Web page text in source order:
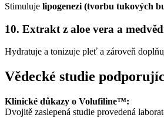
Stimuluje lipogenezi (tvorbu tukových
10. Extrakt z aloe vera a
Hydratuje a tonizuje pleť a zároveň
Vědecké studie
Klinické důkazy o Volufiline™:
Dvojitě zaslepená studie provedená